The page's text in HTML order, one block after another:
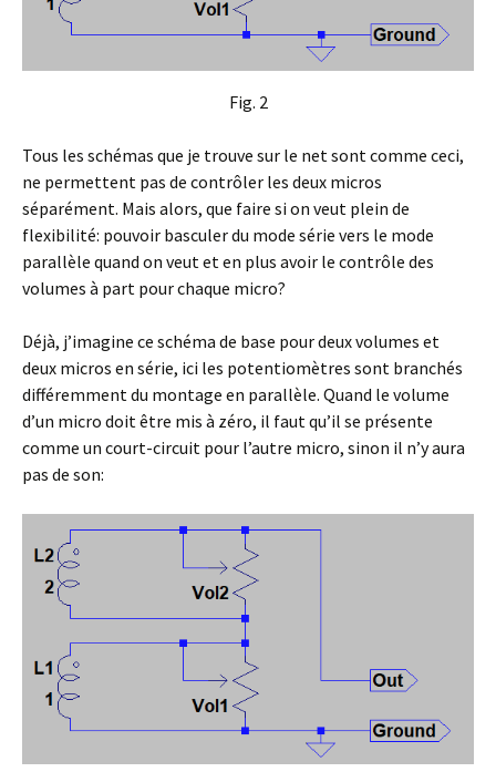
Fig. 2
Tous les schémas que je trouve sur le net sont comme ceci,
ne permettent pas de contrôler les deux micros
séparément. Mais alors, que faire si on veut plein de
flexibilité: pouvoir basculer du mode série vers le mode
parallèle quand on veut et en plus avoir le contrôle des
volumes à part pour chaque micro?
Déjà, j’imagine ce schéma de base pour deux volumes et
deux micros en série, ici les potentiomètres sont branchés
différemment du montage en parallèle. Quand le volume
d’un micro doit être mis à zéro, il faut qu’il se présente
comme un court-circuit pour l’autre micro, sinon il n’y aura
pas de son: